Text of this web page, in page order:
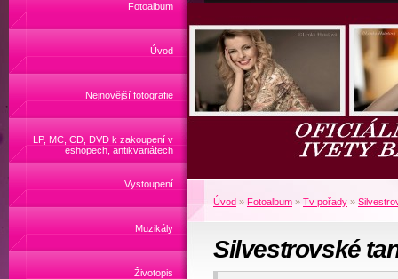
Fotoalbum
Úvod
Nejnovější fotografie
LP, MC, CD, DVD k zakoupení v
eshopech, antikvariátech
Vystoupení
Muzikály
Životopis
Úvod » Fotoalbum » Tv pořady »
Silvestrovské